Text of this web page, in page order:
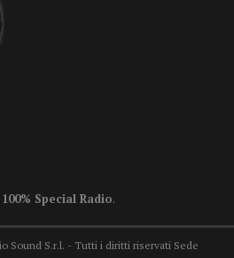
100% Special Radio.
Sound S.r.l. - Tutti i diritti riservati Sede